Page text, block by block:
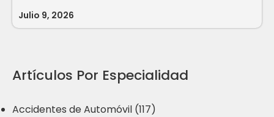
Julio 9, 2026
Artículos Por Especialidad
Accidentes de Automóvil (117)